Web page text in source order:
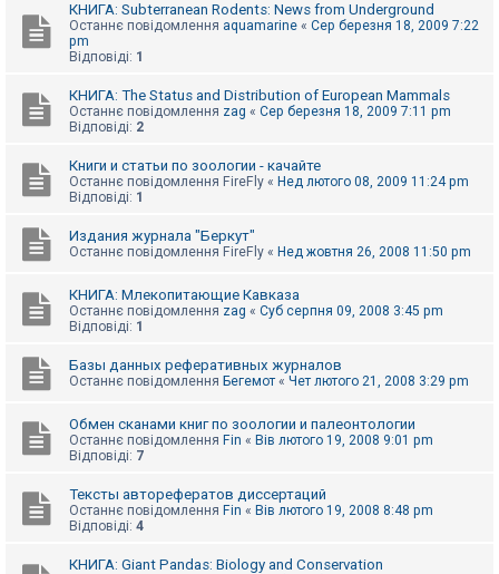
КНИГА: Subterranean Rodents: News from Underground
Останнє повідомлення aquamarine « Сер березня 18, 2009 7:22
pm
Відповіді: 1
КНИГА: The Status and Distribution of European Mammals
Останнє повідомлення zag « Сер березня 18, 2009 7:11 pm
Відповіді: 2
Книги и статьи по зоологии - качайте
Останнє повідомлення FireFly « Нед лютого 08, 2009 11:24 pm
Відповіді: 1
Издания журнала "Беркут"
Останнє повідомлення FireFly « Нед жовтня 26, 2008 11:50 pm
КНИГА: Млекопитающие Кавказа
Останнє повідомлення zag « Суб серпня 09, 2008 3:45 pm
Відповіді: 1
Базы данных реферативных журналов
Останнє повідомлення Бегемот « Чет лютого 21, 2008 3:29 pm
Обмен сканами книг по зоологии и палеонтологии
Останнє повідомлення Fin « Вів лютого 19, 2008 9:01 pm
Відповіді: 7
Тексты авторефератов диссертаций
Останнє повідомлення Fin « Вів лютого 19, 2008 8:48 pm
Відповіді: 4
КНИГА: Giant Pandas: Biology and Conservation